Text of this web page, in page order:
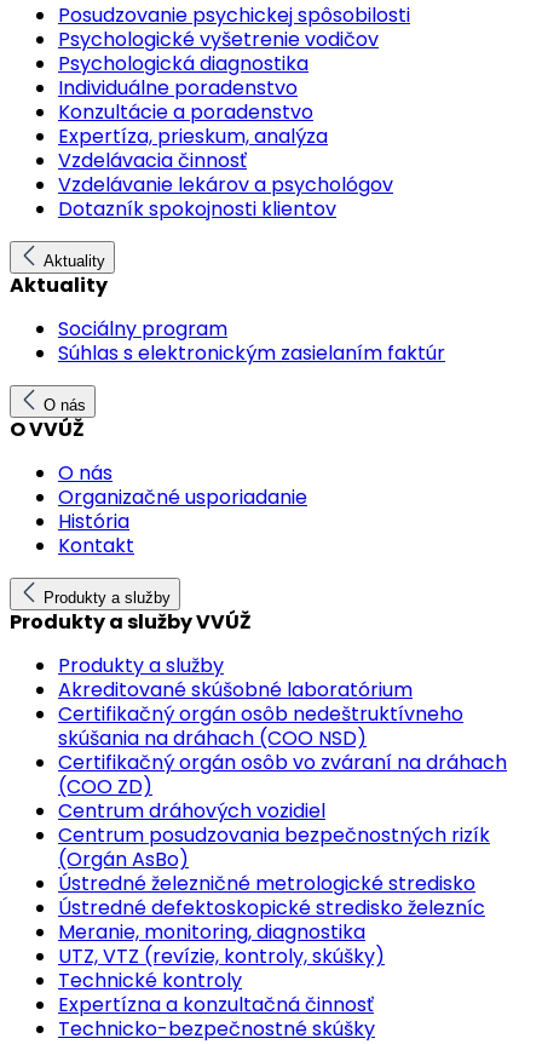
Posudzovanie psychickej spôsobilosti
Psychologické vyšetrenie vodičov
Psychologická diagnostika
Individuálne poradenstvo
Konzultácie a poradenstvo
Expertíza, prieskum, analýza
Vzdelávacia činnosť
Vzdelávanie lekárov a psychológov
Dotazník spokojnosti klientov
Aktuality
Aktuality
Sociálny program
Súhlas s elektronickým zasielaním faktúr
O nás
O VVÚŽ
O nás
Organizačné usporiadanie
História
Kontakt
Produkty a služby
Produkty a služby VVÚŽ
Produkty a služby
Akreditované skúšobné laboratórium
Certifikačný orgán osôb nedeštruktívneho
skúšania na dráhach (COO NSD)
Certifikačný orgán osôb vo zváraní na dráhach
(COO ZD)
Centrum dráhových vozidiel
Centrum posudzovania bezpečnostných rizík
(Orgán AsBo)
Ústredné železničné metrologické stredisko
Ústredné defektoskopické stredisko železníc
Meranie, monitoring, diagnostika
UTZ, VTZ (revízie, kontroly, skúšky)
Technické kontroly
Expertízna a konzultačná činnosť
Technicko-bezpečnostné skúšky